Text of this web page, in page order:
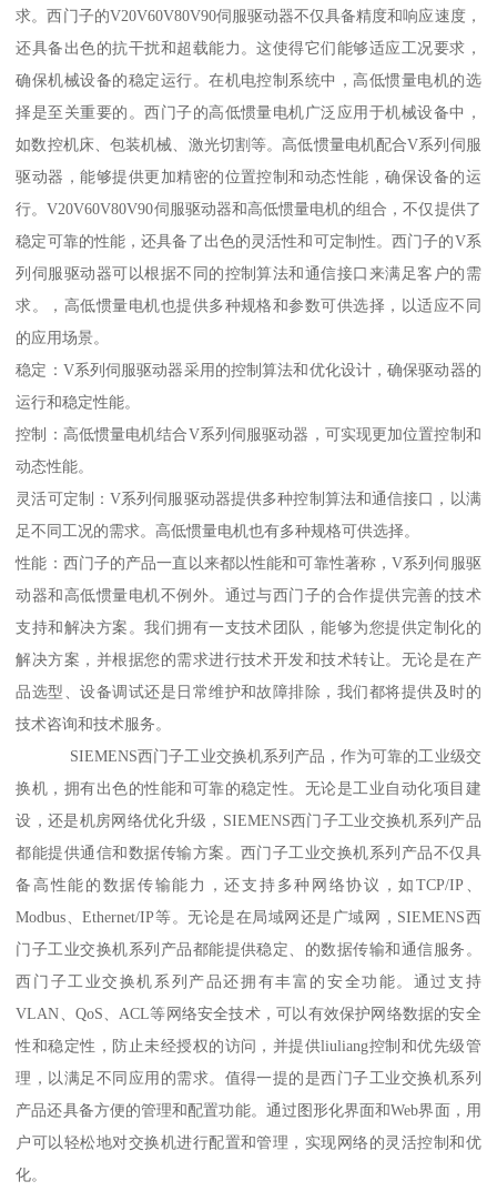
求。西门子的V20V60V80V90伺服驱动器不仅具备精度和响应速度，
还具备出色的抗干扰和超载能力。这使得它们能够适应工况要求，
确保机械设备的稳定运行。在机电控制系统中，高低惯量电机的选
择是至关重要的。西门子的高低惯量电机广泛应用于机械设备中，
如数控机床、包装机械、激光切割等。高低惯量电机配合V系列伺服
驱动器，能够提供更加精密的位置控制和动态性能，确保设备的运
行。V20V60V80V90伺服驱动器和高低惯量电机的组合，不仅提供了
稳定可靠的性能，还具备了出色的灵活性和可定制性。西门子的V系
列伺服驱动器可以根据不同的控制算法和通信接口来满足客户的需
求。，高低惯量电机也提供多种规格和参数可供选择，以适应不同
的应用场景。
稳定：V系列伺服驱动器采用的控制算法和优化设计，确保驱动器的
运行和稳定性能。
控制：高低惯量电机结合V系列伺服驱动器，可实现更加位置控制和
动态性能。
灵活可定制：V系列伺服驱动器提供多种控制算法和通信接口，以满
足不同工况的需求。高低惯量电机也有多种规格可供选择。
性能：西门子的产品一直以来都以性能和可靠性著称，V系列伺服驱
动器和高低惯量电机不例外。通过与西门子的合作提供完善的技术
支持和解决方案。我们拥有一支技术团队，能够为您提供定制化的
解决方案，并根据您的需求进行技术开发和技术转让。无论是在产
品选型、设备调试还是日常维护和故障排除，我们都将提供及时的
技术咨询和技术服务。
SIEMENS西门子工业交换机系列产品，作为可靠的工业级交
换机，拥有出色的性能和可靠的稳定性。无论是工业自动化项目建
设，还是机房网络优化升级，SIEMENS西门子工业交换机系列产品
都能提供通信和数据传输方案。西门子工业交换机系列产品不仅具
备高性能的数据传输能力，还支持多种网络协议，如TCP/IP、
Modbus、Ethernet/IP等。无论是在局域网还是广域网，SIEMENS西
门子工业交换机系列产品都能提供稳定、的数据传输和通信服务。
西门子工业交换机系列产品还拥有丰富的安全功能。通过支持
VLAN、QoS、ACL等网络安全技术，可以有效保护网络数据的安全
性和稳定性，防止未经授权的访问，并提供liuliang控制和优先级管
理，以满足不同应用的需求。值得一提的是西门子工业交换机系列
产品还具备方便的管理和配置功能。通过图形化界面和Web界面，用
户可以轻松地对交换机进行配置和管理，实现网络的灵活控制和优
化。